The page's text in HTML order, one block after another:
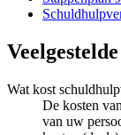
Wat kost
De kosten
van uw